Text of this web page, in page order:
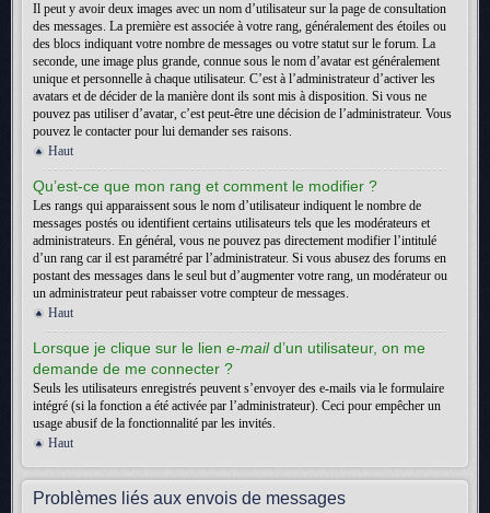
Il peut y avoir deux images avec un nom d’utilisateur sur la page de consultation
des messages. La première est associée à votre rang, généralement des étoiles ou
des blocs indiquant votre nombre de messages ou votre statut sur le forum. La
seconde, une image plus grande, connue sous le nom d’avatar est généralement
unique et personnelle à chaque utilisateur. C’est à l’administrateur d’activer les
avatars et de décider de la manière dont ils sont mis à disposition. Si vous ne
pouvez pas utiliser d’avatar, c’est peut-être une décision de l’administrateur. Vous
pouvez le contacter pour lui demander ses raisons.
Haut
Qu’est-ce que mon rang et comment le modifier ?
Les rangs qui apparaissent sous le nom d’utilisateur indiquent le nombre de
messages postés ou identifient certains utilisateurs tels que les modérateurs et
administrateurs. En général, vous ne pouvez pas directement modifier l’intitulé
d’un rang car il est paramétré par l’administrateur. Si vous abusez des forums en
postant des messages dans le seul but d’augmenter votre rang, un modérateur ou
un administrateur peut rabaisser votre compteur de messages.
Haut
Lorsque je clique sur le lien e-maild’un utilisateur, on me
demande de me connecter ?
Seuls les utilisateurs enregistrés peuvent s’envoyer des e-mails via le formulaire
intégré (si la fonction a été activée par l’administrateur). Ceci pour empêcher un
usage abusif de la fonctionnalité par les invités.
Haut
Problèmes liés aux envois de messages